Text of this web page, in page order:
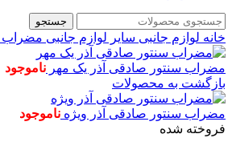
جستجو
خانه لوازم جانبی سایر لوازم جانبی مضراب
مضراب سنتور صادقی آذر یک مهر ناموجود
بازگشت به محصولات
مضراب سنتور صادقی آذر ویژه ناموجود
فروخته شده